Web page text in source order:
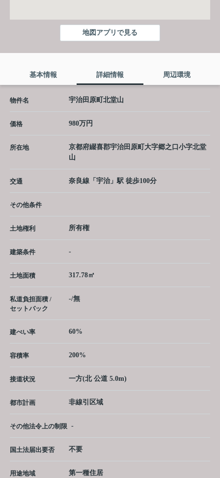
地図アプリで見る
基本情報 詳細情報 周辺環境
物件名 宇治田原町北堂山
価格 980万円
所在地 京都府綴喜郡宇治田原町 大字郷之口 小字北堂
山
交通 奈良線 「 宇治」駅 徒歩100分
その他条件
土地権利 所有権
建築条件 -
土地面積 317.78㎡
私道負担面積 /
セットバック
-/無
建ぺい率 60%
容積率 200%
接道状況 一方(北 公道 5.0m)
都市計画 非線引区域
その他法令上の制限 -
国土法届出要否 不要
用途地域 第一種住居